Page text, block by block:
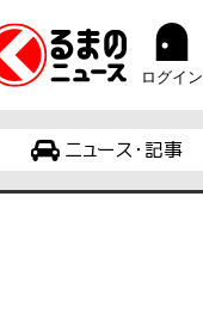
ログイン
ニュース・記事